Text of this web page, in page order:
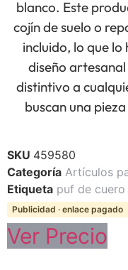
blanco. Este
cojín de suelo o
incluido, lo que
diseño
distintivo a
buscan una
SKU 459580
Categoría Artículos
Etiqueta puf de cuero
Publicidad · enlace pagado
Ver Precio